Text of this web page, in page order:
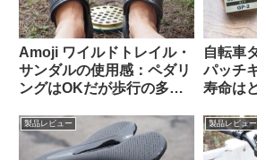
Amoji ワイルドトレイル・
サンダルの使用感：ペダリ
ングはOKだが歩行の多い
CROCSの快適さに及ばず
自転車
パッチ
寿命は
製品レビュー 製品レビュー